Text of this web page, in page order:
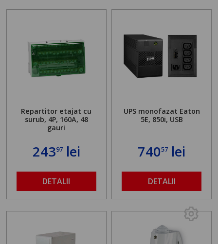
Repartitor etajat cu
surub, 4P, 160A, 48
gauri
24397lei
DETALII
UPS monofazat Eaton
5E, 850i, USB
74057 lei
DETALII